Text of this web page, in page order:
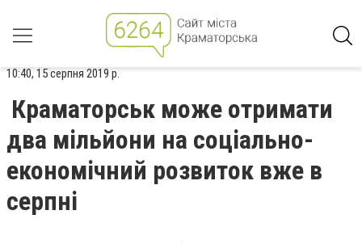
10:40, 15 серпня 2019 р.
Краматорськ може отримати
два мільйони на соціально-
економічний розвиток вже в
серпні